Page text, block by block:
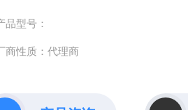
品型号：
商性质：代理商